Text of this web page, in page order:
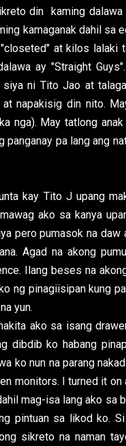
din kaming dalawa
kamaganak dahil sa
at kilos lalaki
ay "Straight
siya ni Tito Jao at
at napakisig din nito.
nga). May tatlong
panganay pa lang ang
kay Tito J upang
ako sa kanya
pero pumasok na
Agad na akong
Ilang beses na
ng pinagiisipan kung
yun.
ako sa isang
dibdib ko habang
ko nun na parang
monitors. I turned it
mag-isa lang ako sa
pintuan sa likod ko.
sikreto na naman